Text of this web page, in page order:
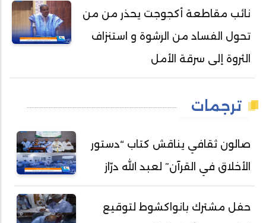
نائب مقاطعة أكجوجت يحذر من من
تحول الفساد من الرشوة و استنزاف
الثروة إلى سرقة الأمل
ترجمات
صالون ثقافي يناقش كتاب “دستور
الأخلاق في القرآن” لعبد الله درّاز
حفل مشترك بانواكشوط لتوقيع